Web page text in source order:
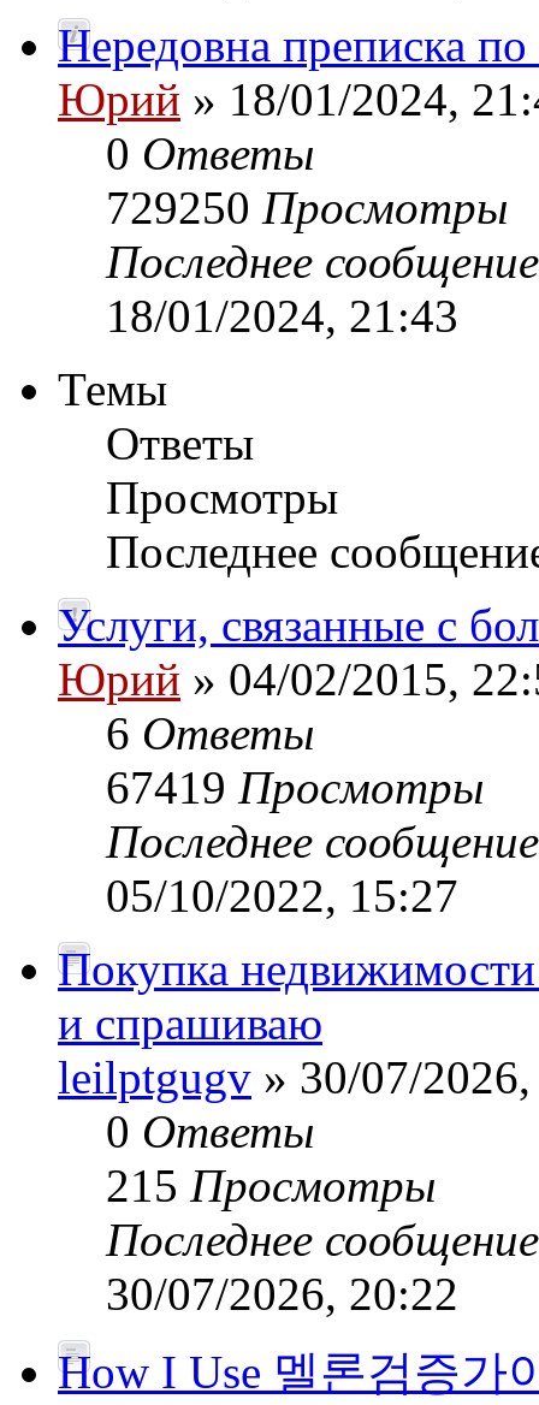
Нередовна преписка
Юрий » 18/01/2024,
0 Ответы
729250 Просмотры
Последнее
18/01/2024, 21:43
Темы
Ответы
Просмотры
Последнее
Услуги, связанные с
Юрий » 04/02/2015,
6 Ответы
67419 Просмотры
Последнее
05/10/2022, 15:27
Покупка
и спрашиваю
leilptgugv » 30/07/
0 Ответы
215 Просмотры
Последнее
30/07/2026, 20:22
How I Use 멜론검증가